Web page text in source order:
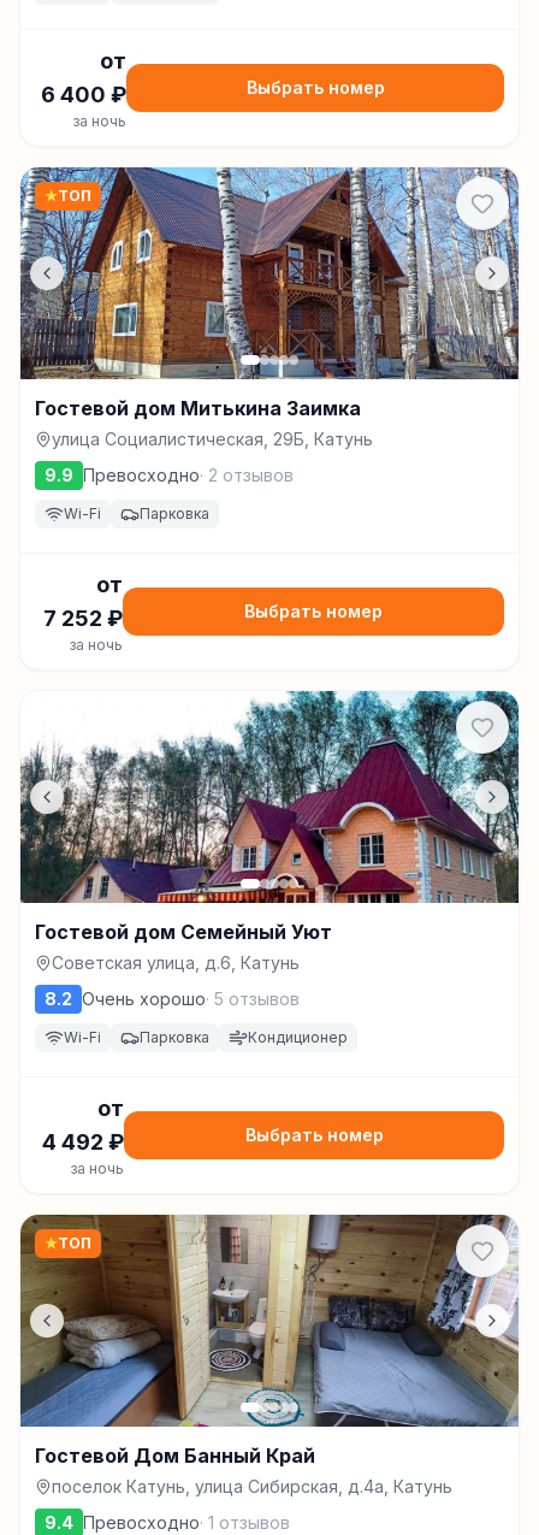
от
6 400 ₽
за ночь
Выбрать номер
★ТОП
Гостевой дом Митькина Заимка
улица Социалистическая, 29Б, Катунь
9.9 Превосходно· 2 отзывов
Wi-Fi Парковка
от
7 252 ₽
за ночь
Выбрать номер
Гостевой дом Семейный Уют
Советская улица, д.6, Катунь
8.2 Очень хорошо· 5 отзывов
Wi-Fi Парковка Кондиционер
от
4 492 ₽
за ночь
Выбрать номер
★ТОП
Гостевой Дом Банный Край
поселок Катунь, улица Сибирская, д.4а, Катунь
9.4 Превосходно· 1 отзывов